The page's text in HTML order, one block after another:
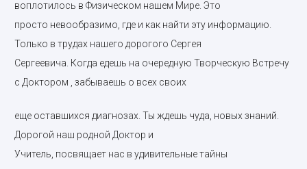
воплотилось в Физическом нашем Мире. Это
просто невообразимо, где и как найти эту информацию.
Только в трудах нашего дорогого Сергея
Сергеевича. Когда едешь на очередную Творческую Встречу
с Доктором , забываешь о всех своих
еще оставшихся диагнозах. Ты ждешь чуда, новых знаний.
Дорогой наш родной Доктор и
Учитель, посвящает нас в удивительные тайны